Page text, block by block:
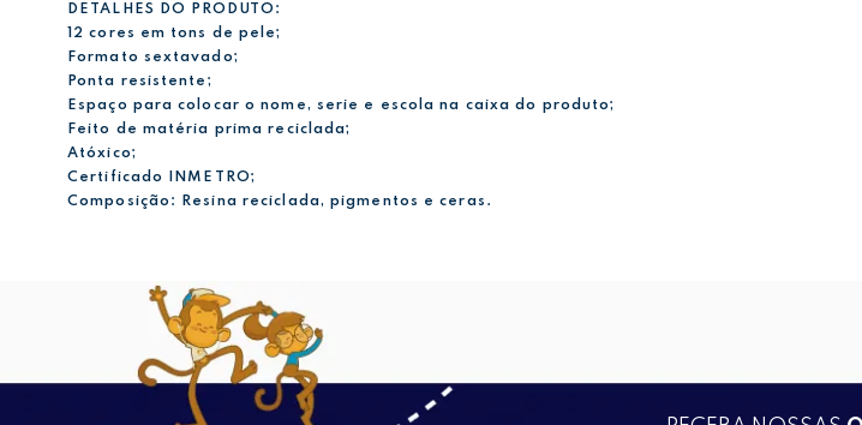
DETALHES DO PRODUTO:
12 cores em tons de pele;
Formato sextavado;
Ponta resistente;
Espaço para colocar o nome, serie e escola na caixa do produto;
Feito de matéria prima reciclada;
Atóxico;
Certificado INMETRO;
Composição: Resina reciclada, pigmentos e ceras.